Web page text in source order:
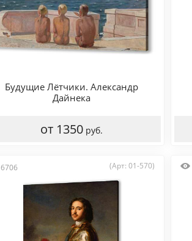
Будущие Лётчики. Александр
Дайнека
от 1350 руб.
6706 (Арт: 01-570)